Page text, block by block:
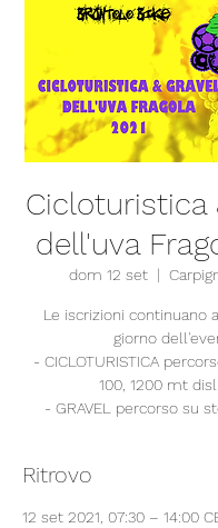
Cicloturistica
dell'uva
dom 12 set
  |
Le iscrizioni continuano
giorno
- CICLOTURISTICA
100, 1200 mt
- GRAVEL percorso su
Ritrovo
12 set 2021, 07:30 – 14:00